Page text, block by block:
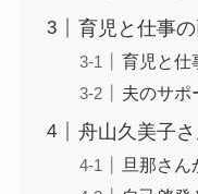
育児と仕事
育児と仕
夫のサポ
舟山久美子
旦那さ